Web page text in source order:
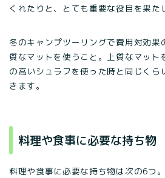
くれたりと、とても重要な役目を果た
冬のキャンプツーリングで費用対効果
質なマットを使うこと。上質なマット
の高いシュラフを使った時と同じくら
きます。
料理や食事に必要な持ち物
料理や食事に必要な持ち物は次の6つ。